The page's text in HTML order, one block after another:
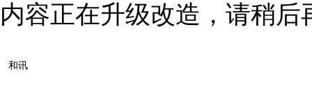
内容正在升级改造，请稍后
和讯